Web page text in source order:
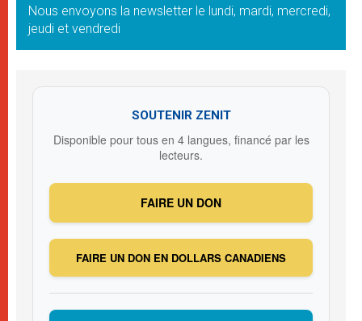
Nous envoyons la newsletter le lundi, mardi, mercredi,
jeudi et vendredi
SOUTENIR ZENIT
Disponible pour tous en 4 langues, financé par les
lecteurs.
FAIRE UN DON
FAIRE UN DON EN DOLLARS CANADIENS